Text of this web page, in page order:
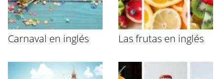
Carnaval en inglés Las frutas en inglés